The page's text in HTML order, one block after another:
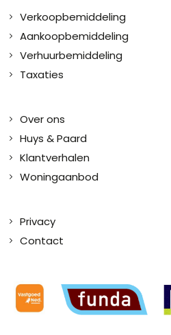
Verkoopbemiddeling
Aankoopbemiddeling
Verhuurbemiddeling
Taxaties
Over ons
Huys & Paard
Klantverhalen
Woningaanbod
Privacy
Contact